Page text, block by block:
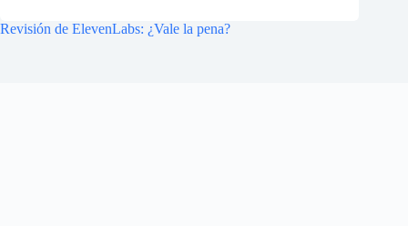
Revisión de ElevenLabs: ¿Vale la pena?